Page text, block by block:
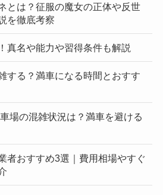
とは？征服の魔女の正体や反世
を徹底考察
真名や能力や習得条件も解説
する？満車になる時間とおすす
場の混雑状況は？満車を避ける
者おすすめ3選｜費用相場やすぐ